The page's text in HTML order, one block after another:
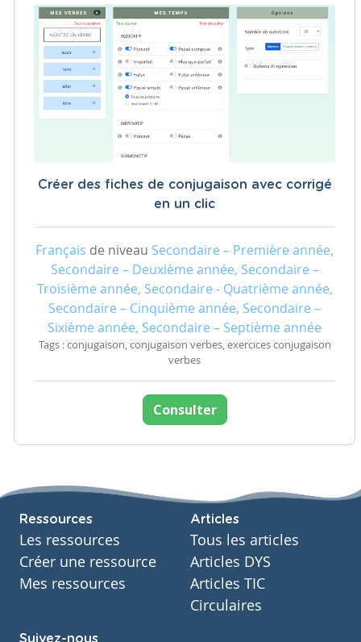
Créer des fiches de conjugaison avec corrigé
en un clic
Français de niveau Secondaire – Première année,
Secondaire – Deuxième année, Secondaire –
Troisième année, Secondaire - Quatrième année,
Secondaire – Cinquième année, Secondaire –
Sixième année, Secondaire – Septième année
Tags : conjugaison, conjugaison verbes, exercices conjugaison
verbes
Consulter
Ressources
Les ressources
Créer une ressource
Mes ressources
Articles
Tous les articles
Articles DYS
Articles TIC
Circulaires
Suivez-nous